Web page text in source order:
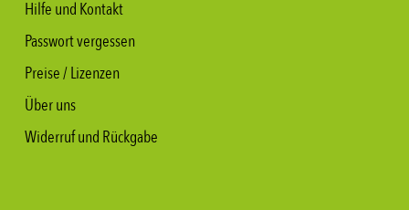
Hilfe und Kontakt
Passwort vergessen
Preise / Lizenzen
Über uns
Widerruf und Rückgabe